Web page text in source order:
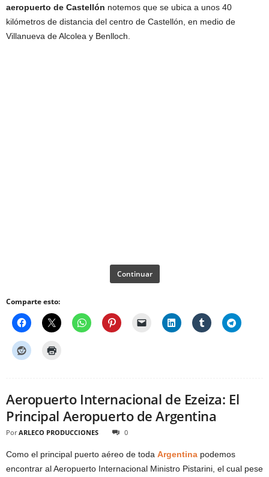
aeropuerto de Castellón notemos que se ubica a unos 40
kilómetros de distancia del centro de Castellón, en medio de
Villanueva de Alcolea y Benlloch.
Continuar
Comparte esto:
Aeropuerto Internacional de Ezeiza: El
Principal Aeropuerto de Argentina
Por ARLECO PRODUCCIONES 0
Como el principal puerto aéreo de toda Argentina podemos
encontrar al Aeropuerto Internacional Ministro Pistarini, el cual pese